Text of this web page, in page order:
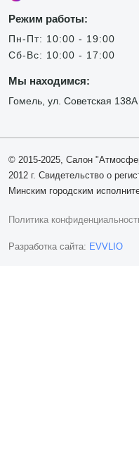
Режим работы:
Пн-Пт: 10:00 - 19:00
Сб-Вс: 10:00 - 17:00
Мы находимся:
Гомель, ул. Советская 138А
© 2015-2025, Салон
2012 г. Свидетельство о
Минским городским
Политика
Разработка сайта: EVVLIO